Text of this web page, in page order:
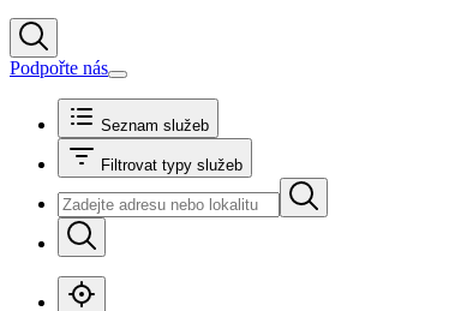
Podpořte nás
Seznam služeb
Filtrovat typy služeb